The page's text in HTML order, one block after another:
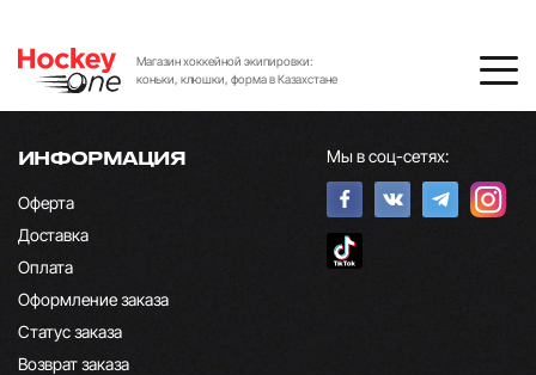
Магазин хоккейной экипировки:
коньки, клюшки, форма в Казахстане
ИНФОРМАЦИЯ
Оферта
Доставка
Оплата
Оформление заказа
Статус заказа
Возврат заказа
Мы в соц-сетях: